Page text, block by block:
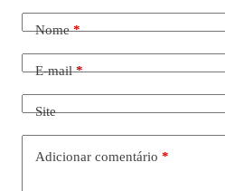
Nome*
E-mail*
Site
Adicionar comentário *